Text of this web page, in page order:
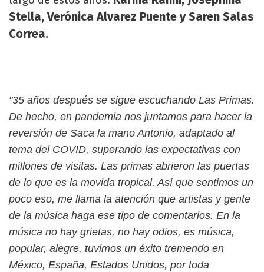
Stella, Verónica Alvarez Puente y Saren Salas
Correa.
"35 años después se sigue escuchando Las Primas.
De hecho, en pandemia nos juntamos para hacer la
reversión de Saca la mano Antonio, adaptado al
tema del COVID, superando las expectativas con
millones de visitas. Las primas abrieron las puertas
de lo que es la movida tropical. Así que sentimos un
poco eso, me llama la atención que artistas y gente
de la música haga ese tipo de comentarios. En la
música no hay grietas, no hay odios, es música,
popular, alegre, tuvimos un éxito tremendo en
México, España, Estados Unidos, por toda